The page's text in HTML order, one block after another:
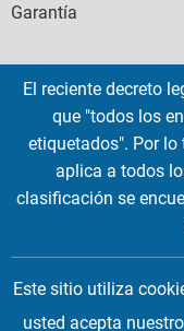
Garantía
SOCIAL
ICONS
English French
Copyright ©
EMTEC® IS A
El reciente decreto
que "todos los
etiquetados". Por
aplica a todos
clasificación se
Este sitio utiliza
usted acepta